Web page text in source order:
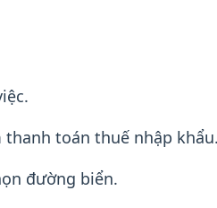
toán thuế nhập khẩu.
đường biển.